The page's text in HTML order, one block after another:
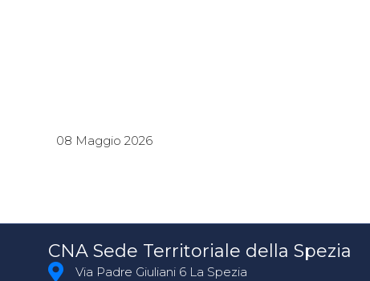
08 Maggio 2026
CNA Sede Territoriale della Spezia
Via Padre Giuliani 6 La Spezia